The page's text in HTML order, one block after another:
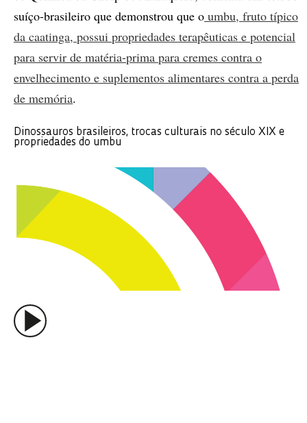
suíço-brasileiro que demonstrou que o umbu, fruto típico
da caatinga, possui propriedades terapêuticas e potencial
para servir de matéria-prima para cremes contra o
envelhecimento e suplementos alimentares contra a perda
de memória.
Dinossauros brasileiros, trocas culturais no século XIX e
propriedades do umbu